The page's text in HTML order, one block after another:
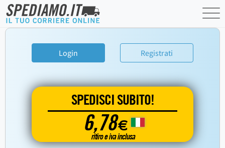
Login Registrati
SPEDISCI SUBITO!
6,78€
ritiro e iva inclusa